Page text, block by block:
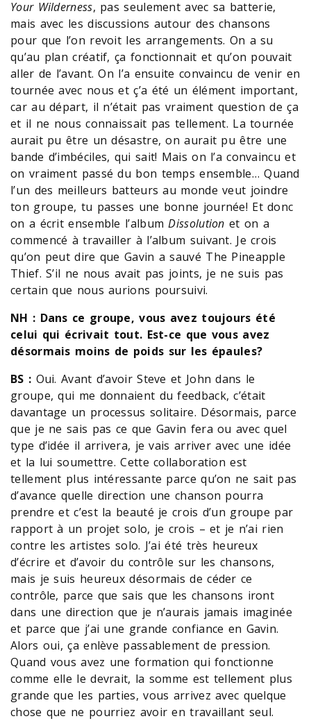
Your Wilderness, pas seulement avec sa batterie,
mais avec les discussions autour des chansons
pour que l’on revoit les arrangements. On a su
qu’au plan créatif, ça fonctionnait et qu’on pouvait
aller de l’avant. On l’a ensuite convaincu de venir en
tournée avec nous et ç’a été un élément important,
car au départ, il n’était pas vraiment question de ça
et il ne nous connaissait pas tellement. La tournée
aurait pu être un désastre, on aurait pu être une
bande d’imbéciles, qui sait! Mais on l’a convaincu et
on vraiment passé du bon temps ensemble… Quand
l’un des meilleurs batteurs au monde veut joindre
ton groupe, tu passes une bonne journée! Et donc
on a écrit ensemble l’albumDissolution et on a
commencé à travailler à l’album suivant. Je crois
qu’on peut dire que Gavin a sauvé The Pineapple
Thief. S’il ne nous avait pas joints, je ne suis pas
certain que nous aurions poursuivi.
NH : Dans ce groupe, vous avez toujours été
celui qui écrivait tout. Est-ce que vous avez
désormais moins de poids sur les épaules?
BS : Oui. Avant d’avoir Steve et John dans le
groupe, qui me donnaient du feedback, c’était
davantage un processus solitaire. Désormais, parce
que je ne sais pas ce que Gavin fera ou avec quel
type d’idée il arrivera, je vais arriver avec une idée
et la lui soumettre. Cette collaboration est
tellement plus intéressante parce qu’on ne sait pas
d’avance quelle direction une chanson pourra
prendre et c’est la beauté je crois d’un groupe par
rapport à un projet solo, je crois – et je n’ai rien
contre les artistes solo. J’ai été très heureux
d’écrire et d’avoir du contrôle sur les chansons,
mais je suis heureux désormais de céder ce
contrôle, parce que sais que les chansons iront
dans une direction que je n’aurais jamais imaginée
et parce que j’ai une grande confiance en Gavin.
Alors oui, ça enlève passablement de pression.
Quand vous avez une formation qui fonctionne
comme elle le devrait, la somme est tellement plus
grande que les parties, vous arrivez avec quelque
chose que ne pourriez avoir en travaillant seul.